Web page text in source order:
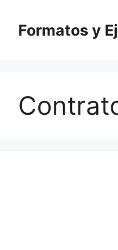
contenido
Formatos y